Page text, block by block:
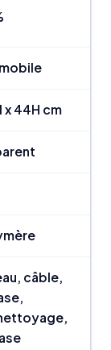
x 44H cm
câble,